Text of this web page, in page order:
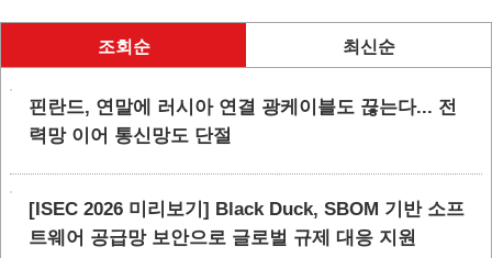
조회순 최신순
핀란드, 연말에 러시아 연결 광케이블도 끊는다... 전
력망 이어 통신망도 단절
[ISEC 2026 미리보기] Black Duck, SBOM 기반 소프
트웨어 공급망 보안으로 글로벌 규제 대응 지원